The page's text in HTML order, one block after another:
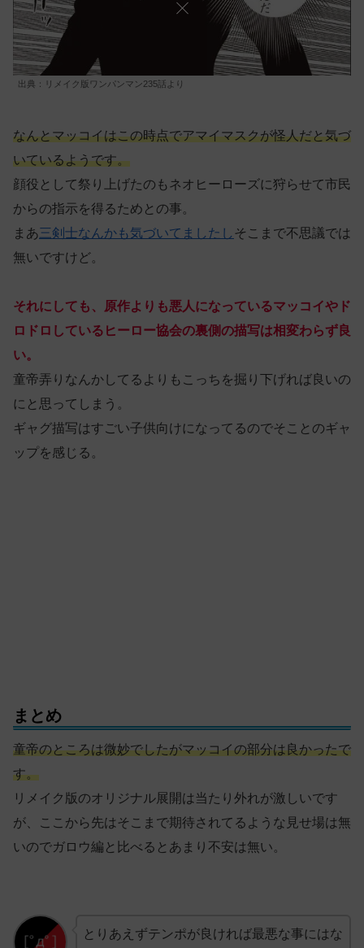
出典：リメイク版ワンパンマン235話より
なんとマッコイはこの時点でアマイマスクが怪人だと気づ
いているようです。
顔役として祭り上げたのもネオヒーローズに狩らせて市民
からの指示を得るためとの事。
まあ三剣士なんかも気づいてましたし そこまで不思議では
無いですけど。
それにしても、原作よりも悪人になっているマッコイやド
ロドロしているヒーロー協会の裏側の描写は相変わらず良
い。
童帝弄りなんかしてるよりもこっちを掘り下げれば良いの
にと思ってしまう。
ギャグ描写はすごい子供向けになってるのでそことのギャ
ップを感じる。
まとめ
童帝のところは微妙でしたがマッコイの部分は良かったで
す。
リメイク版のオリジナル展開は当たり外れが激しいです
が、ここから先はそこまで期待されてるような見せ場は無
いのでガロウ編と比べるとあまり不安は無い。
とりあえずテンポが良ければ最悪な事にはな